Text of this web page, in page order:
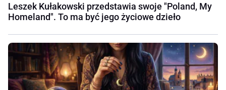
Leszek Kułakowski przedstawia swoje "Poland, My
Homeland". To ma być jego życiowe dzieło